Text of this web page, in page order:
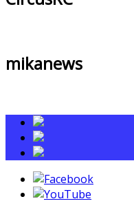
mikanews